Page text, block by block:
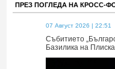
ПРЕЗ ПОГЛЕДА НА КРОСС-
07 Август 2026 | 22:51
Събитието
Базилика на Плиска